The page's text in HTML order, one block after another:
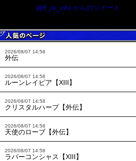
@ff_rk_info からのツイート
2026/08/07 14:58
外伝
2026/08/07 14:58
ルーンレイピア【XIII】
2026/08/07 14:58
クリスタルハープ【外伝】
2026/08/07 14:58
天使のローブ【外伝】
2026/08/07 14:58
ラバーコンシャス【XIII】